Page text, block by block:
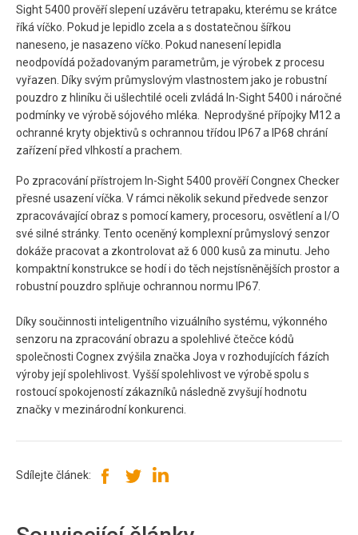
Sight 5400 prověří slepení uzávěru tetrapaku, kterému se krátce
říká víčko. Pokud je lepidlo zcela a s dostatečnou šířkou
naneseno, je nasazeno víčko. Pokud nanesení lepidla
neodpovídá požadovaným parametrům, je výrobek z procesu
vyřazen. Díky svým průmyslovým vlastnostem jako je robustní
pouzdro z hliníku či ušlechtilé oceli zvládá In-Sight 5400 i náročné
podmínky ve výrobě sójového mléka. Neprodyšné přípojky M12 a
ochranné kryty objektivů s ochrannou třídou IP67 a IP68 chrání
zařízení před vlhkostí a prachem.
Po zpracování přístrojem In-Sight 5400 prověří Congnex Checker
přesné usazení víčka. V rámci několik sekund předvede senzor
zpracovávající obraz s pomocí kamery, procesoru, osvětlení a I/O
své silné stránky. Tento oceněný komplexní průmyslový senzor
dokáže pracovat a zkontrolovat až 6 000 kusů za minutu. Jeho
kompaktní konstrukce se hodí i do těch nejstísněnějších prostor a
robustní pouzdro splňuje ochrannou normu IP67.
Díky součinnosti inteligentního vizuálního systému, výkonného
senzoru na zpracování obrazu a spolehlivé čtečce kódů
společnosti Cognex zvýšila značka Joya v rozhodujících fázích
výroby její spolehlivost. Vyšší spolehlivost ve výrobě spolu s
rostoucí spokojeností zákazníků následně zvyšují hodnotu
značky v mezinárodní konkurenci.
Sdílejte článek: